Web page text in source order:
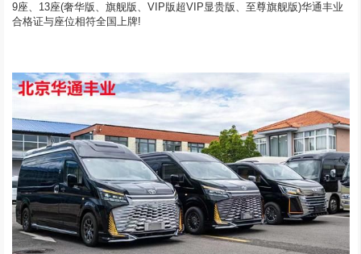
9座、13座(奢华版、旗舰版、VIP版超VIP显贵版、至尊旗舰版)华通丰业